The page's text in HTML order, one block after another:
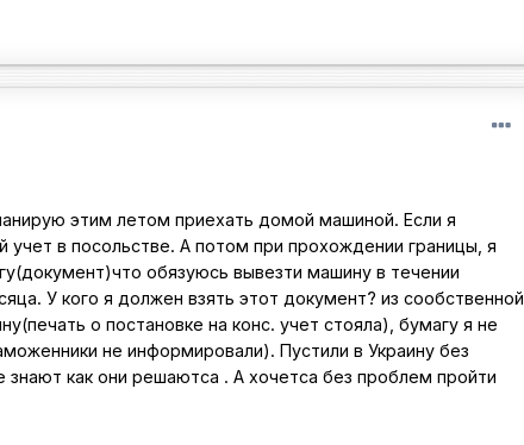
этим летом приехать домой машиной. Если я
учет в посольстве. А потом при прохождении границы, я
обязуюсь вывезти машину в течении
У кого я должен взять этот документ? из сообственной
о постановке на конс. учет стояла), бумагу я не
не информировали). Пустили в Украину без
как они решаютса . А хочетса без проблем пройти